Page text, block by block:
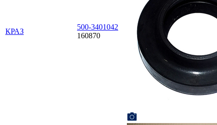
КРАЗ
500-3401042
160870